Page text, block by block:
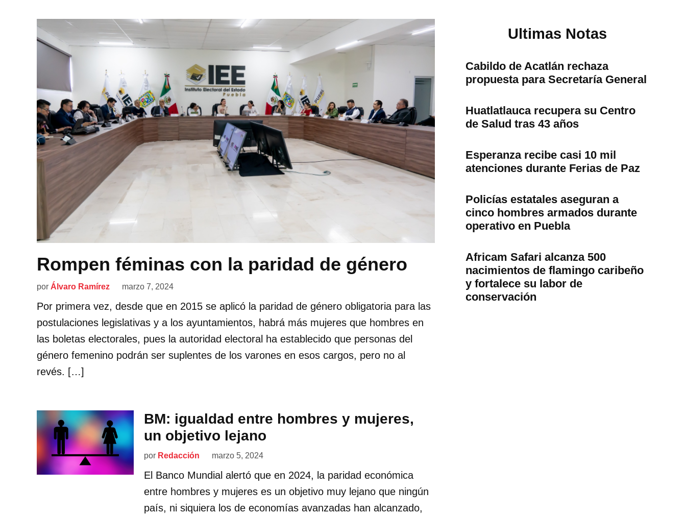
Rompen féminas con la paridad de género
por Álvaro Ramírez marzo 7, 2024
Por primera vez, desde que en 2015 se aplicó la paridad de género obligatoria para las
postulaciones legislativas y a los ayuntamientos, habrá más mujeres que hombres en
las boletas electorales, pues la autoridad electoral ha establecido que personas del
género femenino podrán ser suplentes de los varones en esos cargos, pero no al
revés. […]
BM: igualdad entre hombres y mujeres,
un objetivo lejano
por Redacción marzo 5, 2024
El Banco Mundial alertó que en 2024, la paridad económica
entre hombres y mujeres es un objetivo muy lejano que ningún
país, ni siquiera los de economías avanzadas han alcanzado,
Ultimas Notas
Cabildo de Acatlán rechaza
propuesta para Secretaría General
Huatlatlauca recupera su Centro
de Salud tras 43 años
Esperanza recibe casi 10 mil
atenciones durante Ferias de Paz
Policías estatales aseguran a
cinco hombres armados durante
operativo en Puebla
Africam Safari alcanza 500
nacimientos de flamingo caribeño
y fortalece su labor de
conservación